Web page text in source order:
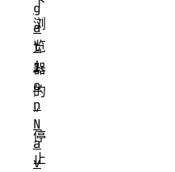
浏
览
器
的
“
停
止
g
a
t
i
o
n
N
a
v